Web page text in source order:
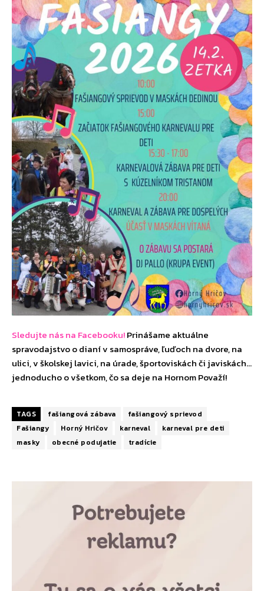
Sledujte nás na Facebooku!Prinášame aktuálne
spravodajstvo o dianí v samospráve, ľuďoch na dvore, na
ulici, v školskej lavici, na úrade, športoviskách či javiskách…
jednoducho o všetkom, čo sa deje na Hornom Považí!
TAGS fašiangová zábava
fašiangový sprievod
Fašiangy
Horný Hričov karneval
karneval pre deti
masky
obecné podujatie tradície